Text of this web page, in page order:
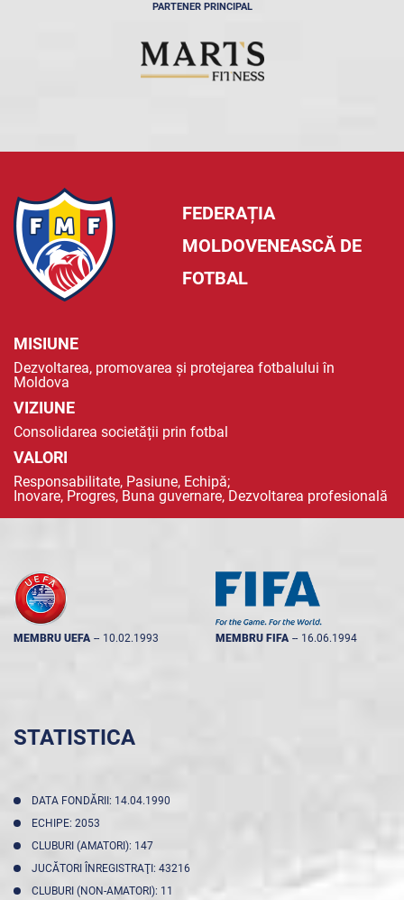
PARTENER PRINCIPAL
FEDERAȚIA
MOLDOVENEASCĂ DE
FOTBAL
MISIUNE
Dezvoltarea, promovarea și protejarea fotbalului în
Moldova
VIZIUNE
Consolidarea societății prin fotbal
VALORI
Responsabilitate, Pasiune, Echipă;
Inovare, Progres, Buna guvernare, Dezvoltarea profesională
MEMBRU UEFA -- 10.02.1993 MEMBRU FIFA -- 16.06.1994
STATISTICA
DATA FONDĂRII: 14.04.1990
ECHIPE: 2053
CLUBURI (AMATORI): 147
JUCĂTORI ÎNREGISTRAŢI: 43216
CLUBURI (NON-AMATORI): 11